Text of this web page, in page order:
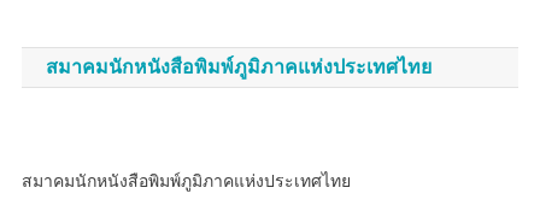
สมาคมนักหนังสือพิมพ์ภูมิภาคแห่งประเทศไทย
สมาคมนักหนังสือพิมพ์ภูมิภาคแห่งประเทศไทย